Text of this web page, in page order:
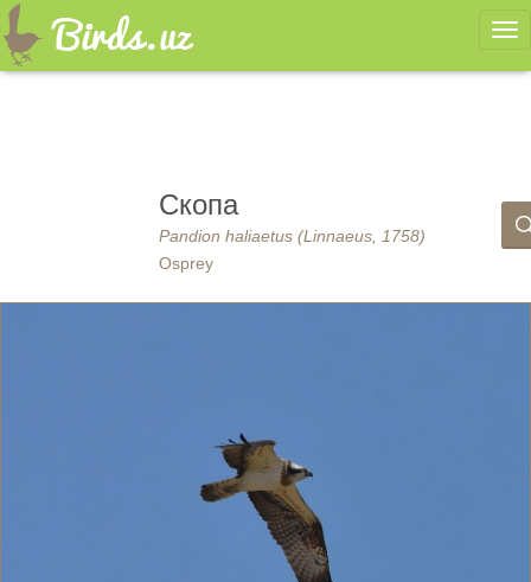
Скопа
Pandion haliaetus (Linnaeus, 1758)
Osprey